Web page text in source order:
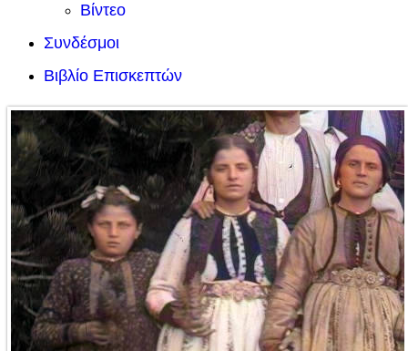
Βίντεο
Συνδέσμοι
Βιβλίο Επισκεπτών